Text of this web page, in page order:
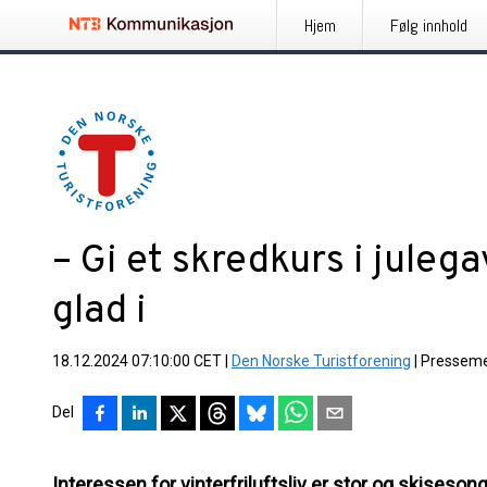
Hjem Følg innhold
– Gi et skredkurs i
glad i
18.12.2024 07:10:00 CET Den Norske Turistforening
Del